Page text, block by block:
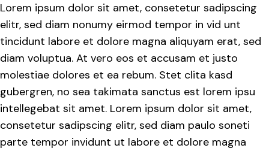
Lorem ipsum dolor sit amet, consetetur sadipscing
elitr, sed diam nonumy eirmod tempor in vid unt
tincidunt labore et dolore magna aliquyam erat, sed
diam voluptua. At vero eos et accusam et justo
molestiae dolores et ea rebum. Stet clita kasd
gubergren, no sea takimata sanctus est lorem ipsu
intellegebat sit amet. Lorem ipsum dolor sit amet,
consetetur sadipscing elitr, sed diam paulo soneti
parte tempor invidunt ut labore et dolore magna